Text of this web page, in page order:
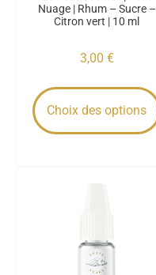
Nuage | Rhum – Sucre –
Citron vert | 10 ml
3,00 €
Choix des options